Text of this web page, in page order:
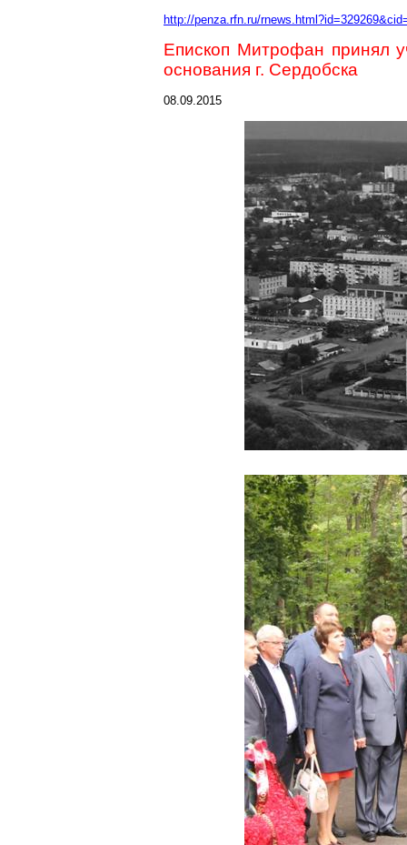
http://penza.rfn.ru/
Епископ Митрофан принял
основания г. Сердобска
08.09.2015